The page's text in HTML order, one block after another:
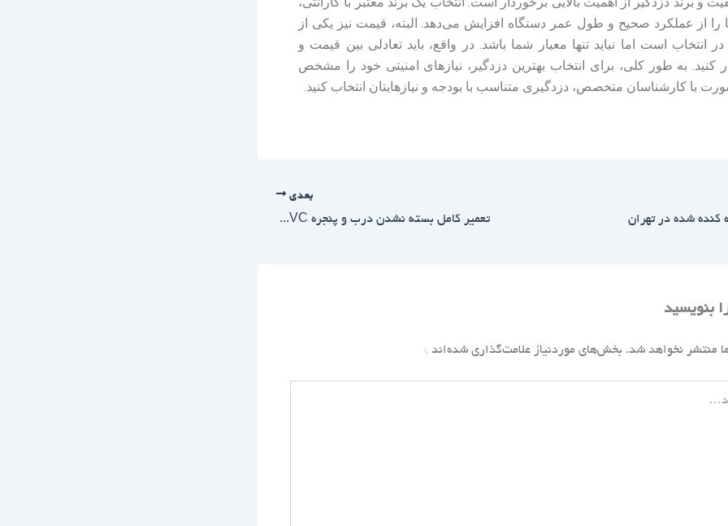
را از عملکرد صحیح و طول عمر دستگاه افزایش می‌دهد. البته، قیمت نیز یکی از
انتخاب است اما نباید تنها معیار شما باشد. در واقع، باید تعادلی بین قیمت و
کنید. به طور کلی، برای انتخاب بهترین دزدگیر، نیازهای امنیتی خود را مشخص
با کارشناسان متخصص، دزدگیری متناسب با بودجه و نیازهایتان انتخاب کنید.
کنده شده در تهران
بعدی
تعمیر کامل بسته نشدن درب و پنجره UPVC ضربه دیده
بنویسید
منتشر نخواهد شد. بخش‌های موردنیاز علامت‌گذاری شده‌اند *